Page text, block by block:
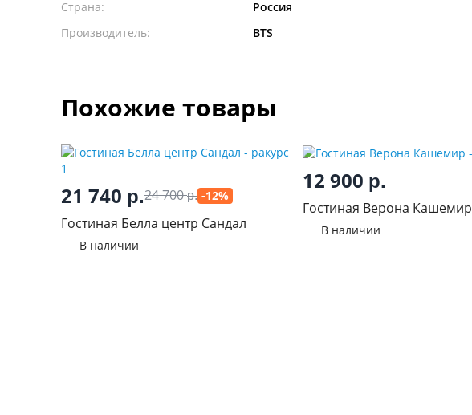
Страна:
Россия
Производитель:
BTS
Похожие товары
21 740 р.24 700р. -12%
Гостиная Белла центр Сандал
В наличии
12 900 р.
Гостиная Верона Кашемир
В наличии